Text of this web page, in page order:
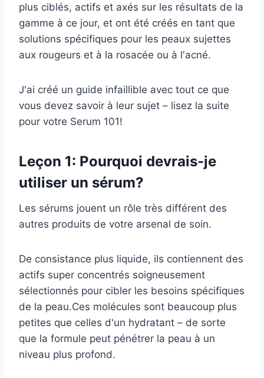
plus ciblés, actifs et axés sur les résultats de la
gamme à ce jour, et ont été créés en tant que
solutions spécifiques pour les peaux sujettes
aux rougeurs et à la rosacée ou à l'acné.
J'ai créé un guide infaillible avec tout ce que
vous devez savoir à leur sujet – lisez la suite
pour votre Serum 101!
Leçon 1: Pourquoi devrais-je
utiliser un sérum?
Les sérums jouent un rôle très différent des
autres produits de votre arsenal de soin.
De consistance plus liquide, ils contiennent des
actifs super concentrés soigneusement
sélectionnés pour cibler les besoins spécifiques
de la peau.Ces molécules sont beaucoup plus
petites que celles d'un hydratant – de sorte
que la formule peut pénétrer la peau à un
niveau plus profond.